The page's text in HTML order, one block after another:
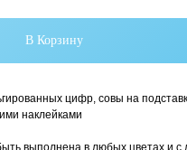
В Корзину
цифр, совы на
наклейками